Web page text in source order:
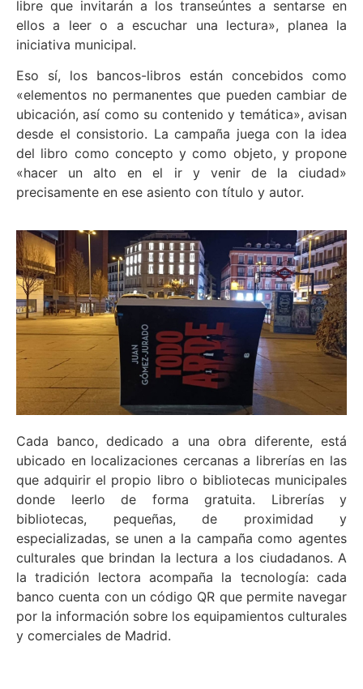
libre que invitarán a los transeúntes a sentarse en
ellos a leer o a escuchar una lectura», planea la
iniciativa municipal.
Eso sí, los bancos-libros están concebidos como
«elementos no permanentes que pueden cambiar de
ubicación, así como su contenido y temática», avisan
desde el consistorio. La campaña juega con la idea
del libro como concepto y como objeto, y propone
«hacer un alto en el ir y venir de la ciudad»
precisamente en ese asiento con título y autor.
Cada banco, dedicado a una obra diferente, está
ubicado en localizaciones cercanas a librerías en las
que adquirir el propio libro o bibliotecas municipales
donde leerlo de forma gratuita. Librerías y
bibliotecas, pequeñas, de proximidad y
especializadas, se unen a la campaña como agentes
culturales que brindan la lectura a los ciudadanos. A
la tradición lectora acompaña la tecnología: cada
banco cuenta con un código QR que permite navegar
por la información sobre los equipamientos culturales
y comerciales de Madrid.